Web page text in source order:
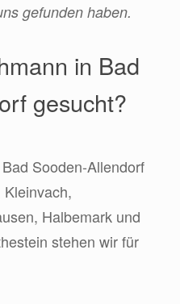
gefunden haben.
in Bad
gesucht?
Sooden-Allendorf
Halbemark und
stehen wir für